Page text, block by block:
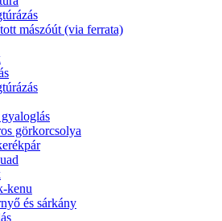
mászóút (via ferrata)
görkorcsolya
kenu
és sárkány